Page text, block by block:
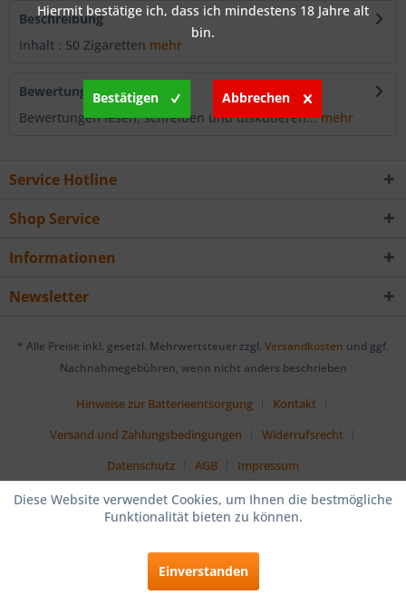
Beschreibung
Inhalt : 50 Zigaretten mehr
Bewertungen
0
Bewertungen lesen, schreiben und diskutieren...mehr
Service Hotline
Shop Service
Informationen
Newsletter
* Alle Preise inkl. gesetzl. Mehrwertsteuer zzgl. Versandkosten und ggf.
Nachnahmegebühren, wenn nicht anders beschrieben
Hinweise zur Batterieentsorgung
Kontakt
Versand und Zahlungsbedingungen
Widerrufsrecht
Datenschutz
AGB Impressum
Diese Website verwendet Cookies, um Ihnen die bestmögliche
Funktionalität bieten zu können.
Einverstanden
Hiermit bestätige ich, dass ich mindestens 18 Jahre alt
bin.
Bestätigen Abbrechen